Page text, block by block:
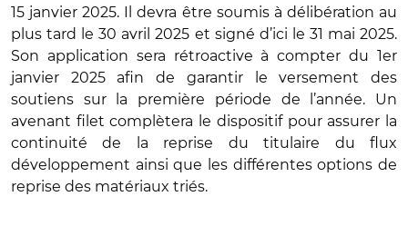
15 janvier 2025. Il devra être soumis à délibération au
plus tard le 30 avril 2025 et signé d’ici le 31 mai 2025.
Son application sera rétroactive à compter du 1er
janvier 2025 afin de garantir le versement des
soutiens sur la première période de l’année. Un
avenant filet complètera le dispositif pour assurer la
continuité de la reprise du titulaire du flux
développement ainsi que les différentes options de
reprise des matériaux triés.